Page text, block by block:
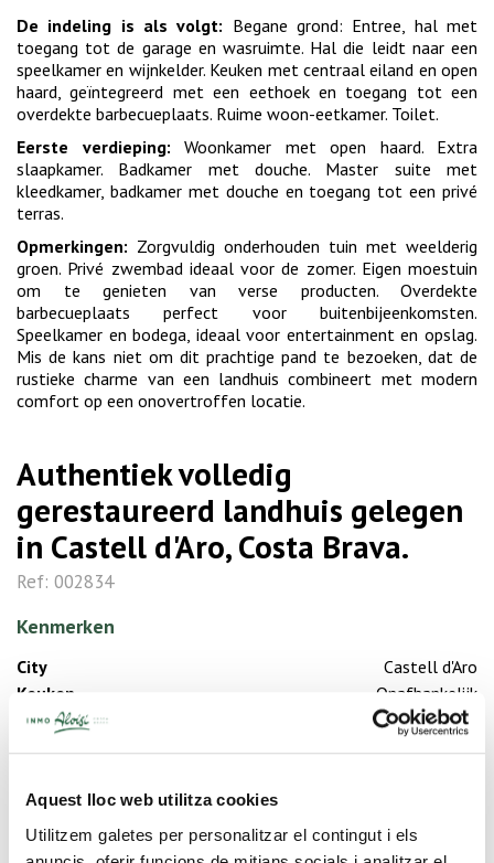
Aquest lloc web utilitza cookies
Utilitzem galetes per personalitzar el contingut i els
De indeling is als volgt: Begane grond: Entree, hal met
toegang tot de garage en wasruimte. Hal die leidt naar een
speelkamer en wijnkelder. Keuken met centraal eiland en open
haard, geïntegreerd met een eethoek en toegang tot een
overdekte barbecueplaats. Ruime woon-eetkamer. Toilet.
Eerste verdieping: Woonkamer met open haard. Extra
slaapkamer. Badkamer met douche. Master suite met
kleedkamer, badkamer met douche en toegang tot een privé
terras.
Opmerkingen: Zorgvuldig onderhouden tuin met weelderig
groen. Privé zwembad ideaal voor de zomer. Eigen moestuin
om te genieten van verse producten. Overdekte
barbecueplaats perfect voor buitenbijeenkomsten.
Speelkamer en bodega, ideaal voor entertainment en opslag.
Mis de kans niet om dit prachtige pand te bezoeken, dat de
rustieke charme van een landhuis combineert met modern
comfort op een onovertroffen locatie.
Authentiek volledig
gerestaureerd landhuis gelegen
in Castell d'Aro, Costa Brava.
Ref: 002834
Kenmerken
City
Castell d'Aro
Keuken
Onafhankelijk
Verwarming
Ja
Zwembad
Verdieping
Prive